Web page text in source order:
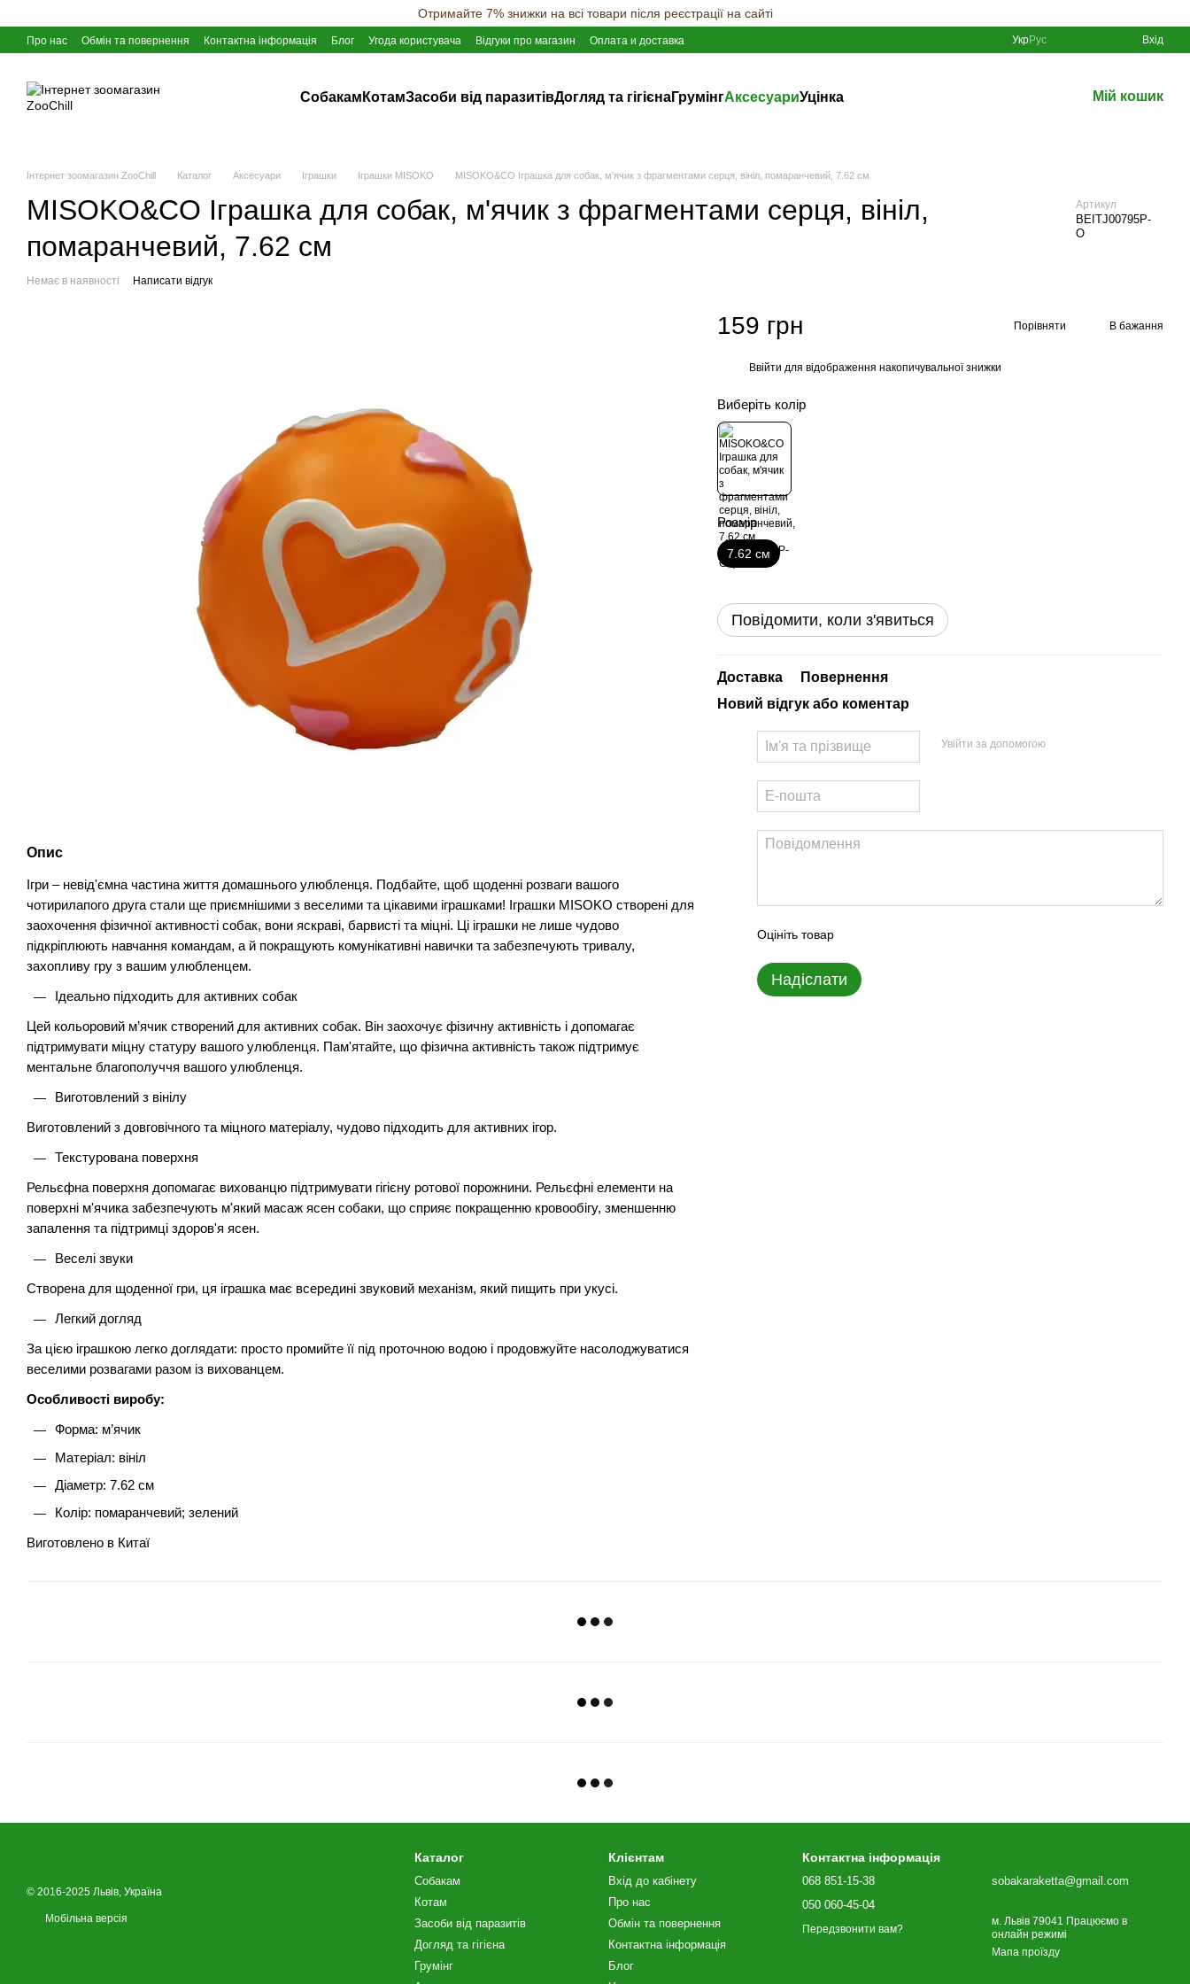
Отримайте 7% знижки на всі товари після реєстрації на сайті
Про нас Обмін та повернення Контактна інформація Блог Угода користувача Відгуки про магазин Оплата и доставка УкрРус Вхід
Собакам КотамЗасоби від паразитівДогляд та гігієнаГрумінгАксесуариУцінка Мій кошик
Інтернет зоомагазин ZooChill Каталог Аксесуари Іграшки Іграшки MISOKO MISOKO&CO Іграшка для собак, м'ячик з фрагментами серця, вініл, помаранчевий, 7.62 см
MISOKO&CO Іграшка для собак, м'ячик з фрагментами серця, вініл,
помаранчевий, 7.62 см
Артикул
BEITJ00795P-
O
Немає в наявності Написати відгук
Опис
Ігри – невід'ємна частина життя домашнього улюбленця. Подбайте, щоб щоденні розваги вашого
чотирилапого друга стали ще приємнішими з веселими та цікавими іграшками! Іграшки MISOKO створені для
заохочення фізичної активності собак, вони яскраві, барвисті та міцні. Ці іграшки не лише чудово
підкріплюють навчання командам, а й покращують комунікативні навички та забезпечують тривалу,
захопливу гру з вашим улюбленцем.
Ідеально підходить для активних собак
Цей кольоровий м’ячик створений для активних собак. Він заохочує фізичну активність і допомагає
підтримувати міцну статуру вашого улюбленця. Пам'ятайте, що фізична активність також підтримує
ментальне благополуччя вашого улюбленця.
Виготовлений з вінілу
Виготовлений з довговічного та міцного матеріалу, чудово підходить для активних ігор.
Текстурована поверхня
Рельєфна поверхня допомагає вихованцю підтримувати гігієну ротової порожнини. Рельєфні елементи на
поверхні м'ячика забезпечують м'який масаж ясен собаки, що сприяє покращенню кровообігу, зменшенню
запалення та підтримці здоров'я ясен.
Веселі звуки
Створена для щоденної гри, ця іграшка має всередині звуковий механізм, який пищить при укусі.
Легкий догляд
За цією іграшкою легко доглядати: просто промийте її під проточною водою і продовжуйте насолоджуватися
веселими розвагами разом із вихованцем.
Особливості виробу:
Форма: м’ячик
Матеріал: вініл
Діаметр: 7.62 см
Колір: помаранчевий; зелений
Виготовлено в Китаї
159 грн Порівняти В бажання
Ввійти для відображення накопичувальної знижки
Виберіть колір
Розмір
7.62 см
Повідомити, коли з'явиться
Доставка
Повернення
Новий відгук або коментар
Увійти за допомогою
Оцініть товар
Надіслати
© 2016-2025 Львів, Україна
Мобільна версія
Каталог
Собакам
Котам
Засоби від паразитів
Догляд та гігієна
Грумінг
Клієнтам
Вхід до кабінету
Про нас
Обмін та повернення
Контактна інформація
Блог
Контактна інформація
068 851-15-38
050 060-45-04
Передзвонити вам?
sobakaraketta@gmail.com
м. Львів 79041 Працюємо в
онлайн режимі
Мапа проїзду